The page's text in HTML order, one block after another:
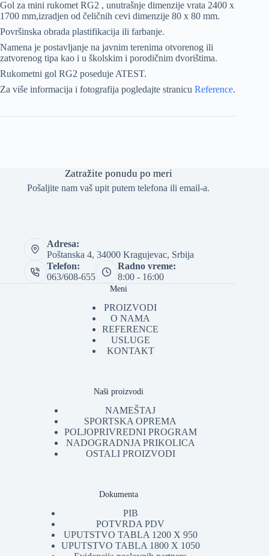
Gol za mini rukomet RG2 , unutrašnje dimenzije vrata 2400 x
1700 mm,izradjen od čeličnih cevi dimenzije 80 x 80 mm.
Površinska obrada plastifikacija ili farbanje.
Namena je postavljanje na javnim terenima otvorenog ili
zatvorenog tipa kao i u školskim i porodičnim dvorištima.
Rukometni gol RG2 poseduje ATEST.
Za više informacija i fotografija pogledajte stranicu Reference.
Zatražite ponudu po meri
Pošaljite nam vaš upit putem telefona ili email-a.
Adresa:
Poštanska 4, 34000 Kragujevac, Srbija
Telefon:
063/608-655
Radno vreme:
8:00 - 16:00
Meni
PROIZVODI
O NAMA
REFERENCE
USLUGE
KONTAKT
Naši proizvodi
NAMEŠTAJ
SPORTSKA OPREMA
POLJOPRIVREDNI PROGRAM
NADOGRADNJA PRIKOLICA
OSTALI PROIZVODI
Dokumenta
PIB
POTVRDA PDV
UPUTSTVO TABLA 1200 X 950
UPUTSTVO TABLA 1800 X 1050